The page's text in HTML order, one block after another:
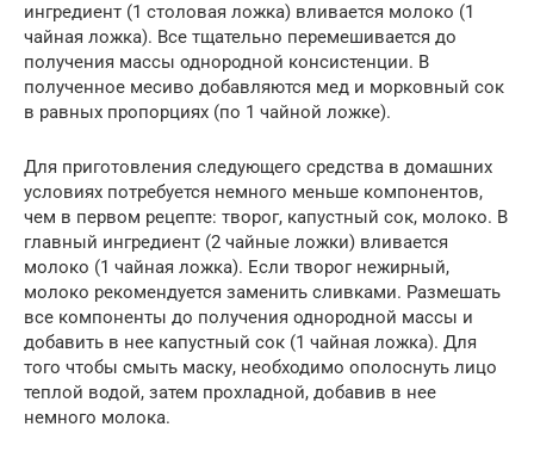
ингредиент (1 столовая ложка) вливается молоко (1
чайная ложка). Все тщательно перемешивается до
получения массы однородной консистенции. В
полученное месиво добавляются мед и морковный сок
в равных пропорциях (по 1 чайной ложке).
Для приготовления следующего средства в домашних
условиях потребуется немного меньше компонентов,
чем в первом рецепте: творог, капустный сок, молоко. В
главный ингредиент (2 чайные ложки) вливается
молоко (1 чайная ложка). Если творог нежирный,
молоко рекомендуется заменить сливками. Размешать
все компоненты до получения однородной массы и
добавить в нее капустный сок (1 чайная ложка). Для
того чтобы смыть маску, необходимо ополоснуть лицо
теплой водой, затем прохладной, добавив в нее
немного молока.